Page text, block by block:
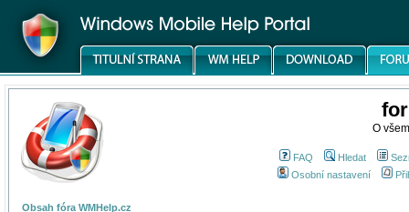
O
FAQ Hledat
Osobní nastavení
Obsah fóra WMHelp.cz